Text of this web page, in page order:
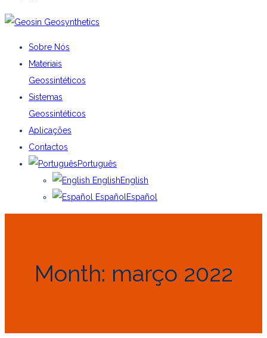
Sobre Nós
Materiais
Geossintéticos
Sistemas
Geossintéticos
Aplicações
Contactos
Português
EnglishEnglish
Español Español
Month: março 2022